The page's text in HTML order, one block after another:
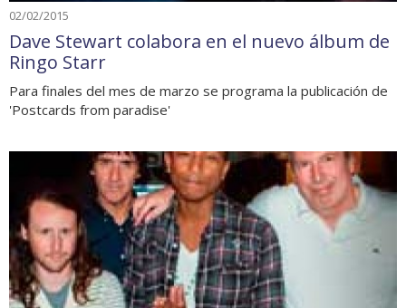
02/02/2015
Dave Stewart colabora en el nuevo álbum de
Ringo Starr
Para finales del mes de marzo se programa la publicación de
'Postcards from paradise'